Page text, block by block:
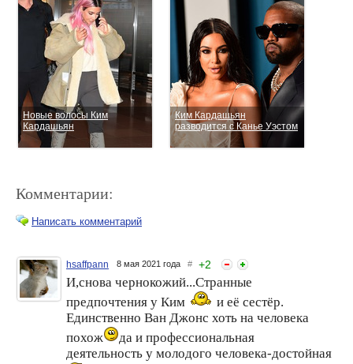
Новые волосы Ким
Кардашьян
Ким Кардашьян
разводится с Канье Уэстом
Ким Кардашьян
поделилась с
поклонниками новым ярким
В новой фотосессии Леди
Гага выглядит как Ким
Кардашьян
Комментарии:
Написать комментарий
hsaffpann 8 мая 2021 года # +2
И,снова чернокожий...Странные
предпочтения у Ким
и её сестёр.
Единственно Ван Джонс хоть на человека
похож
да и профессиональная
деятельность у молодого человека-достойная